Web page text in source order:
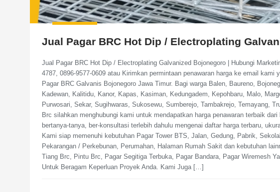
Jual Pagar BRC Hot Dip / Electroplating
Jual Pagar BRC Hot Dip / Electroplating Galvanized Bojonegoro | Hubungi
4787, 0896-9577-0609 atau Kirimkan permintaan penawaran harga ke email kami
Pagar BRC Galvanis Bojonegoro Jawa Timur. Bagi warga Balen, Baureno,
Kadewan, Kalitidu, Kanor, Kapas, Kasiman, Kedungadem, Kepohbaru, Malo,
Purwosari, Sekar, Sugihwaras, Sukosewu, Sumberejo, Tambakrejo, Temayang,
Brc silahkan menghubungi kami untuk mendapatkan harga penawaran terbaik
bertanya-tanya, ber-konsultasi terlebih dahulu mengenai daftar harga terbaru,
Kami siap memenuhi kebutuhan Pagar Tower BTS, Jalan, Gedung, Pabrik,
Pekarangan / Perkebunan, Perumahan, Halaman Rumah Sakit dan kebutuhan
Tiang Brc, Pintu Brc, Pagar Segitiga Terbuka, Pagar Bandara, Pagar Wiremesh
Untuk Beragam Keperluan Proyek Anda. Kami Juga […]